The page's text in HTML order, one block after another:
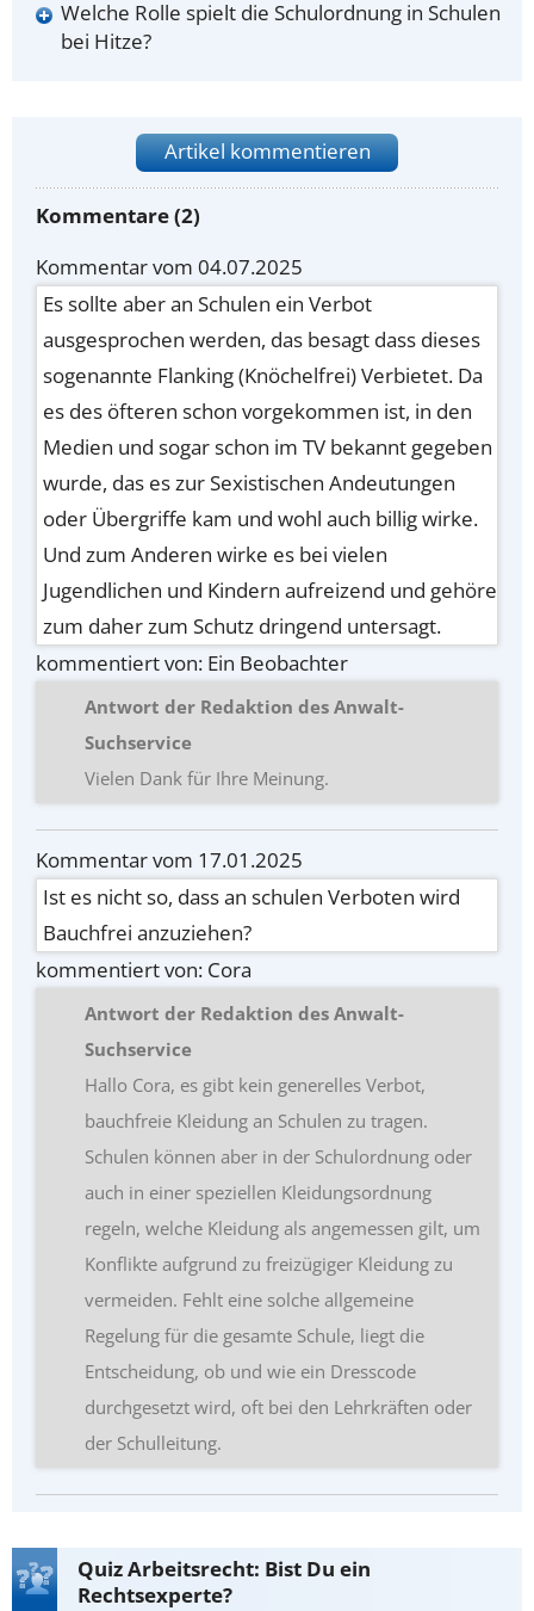
Welche Rolle spielt die Schulordnung in Schulen
bei Hitze?
Artikel kommentieren
Kommentare (2)
Kommentar vom 04.07.2025
Es sollte aber an Schulen ein Verbot
ausgesprochen werden, das besagt dass dieses
sogenannte Flanking (Knöchelfrei) Verbietet. Da
es des öfteren schon vorgekommen ist, in den
Medien und sogar schon im TV bekannt gegeben
wurde, das es zur Sexistischen Andeutungen
oder Übergriffe kam und wohl auch billig wirke.
Und zum Anderen wirke es bei vielen
Jugendlichen und Kindern aufreizend und gehöre
zum daher zum Schutz dringend untersagt.
kommentiert von: Ein Beobachter
Antwort der Redaktion des Anwalt-
Suchservice
Vielen Dank für Ihre Meinung.
Kommentar vom 17.01.2025
Ist es nicht so, dass an schulen Verboten wird
Bauchfrei anzuziehen?
kommentiert von: Cora
Antwort der Redaktion des Anwalt-
Suchservice
Hallo Cora, es gibt kein generelles Verbot,
bauchfreie Kleidung an Schulen zu tragen.
Schulen können aber in der Schulordnung oder
auch in einer speziellen Kleidungsordnung
regeln, welche Kleidung als angemessen gilt, um
Konflikte aufgrund zu freizügiger Kleidung zu
vermeiden. Fehlt eine solche allgemeine
Regelung für die gesamte Schule, liegt die
Entscheidung, ob und wie ein Dresscode
durchgesetzt wird, oft bei den Lehrkräften oder
der Schulleitung.
Quiz Arbeitsrecht: Bist Du ein
Rechtsexperte?